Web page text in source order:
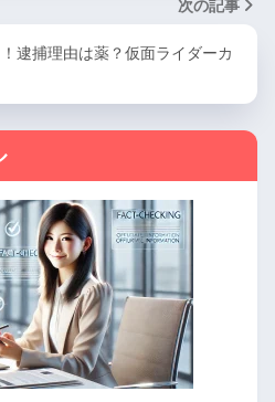
次の記事
逮捕理由は薬？仮面ライダーカ